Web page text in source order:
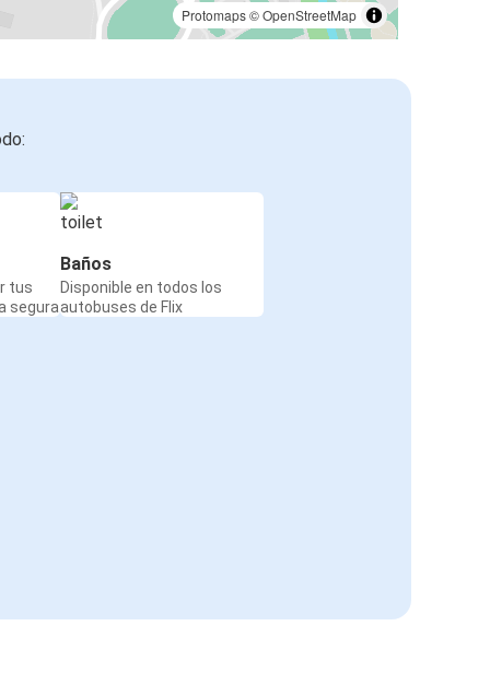
Protomaps©OpenStreetMap
tus
segura
Baños
Disponible en todos los
autobuses de Flix